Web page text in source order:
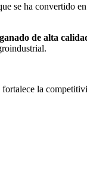
se ha convertido
de alta
fortalece la